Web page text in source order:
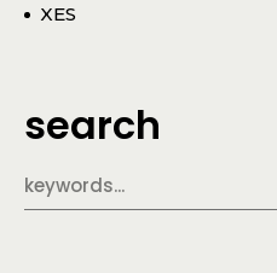
XES
search